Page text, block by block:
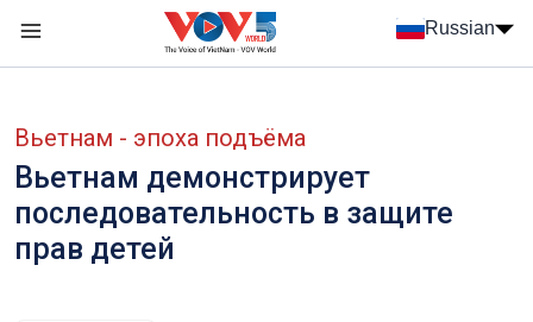
Russian
Вьетнам - эпоха подъёма
Вьетнам демонстрирует
последовательность в защите
прав детей